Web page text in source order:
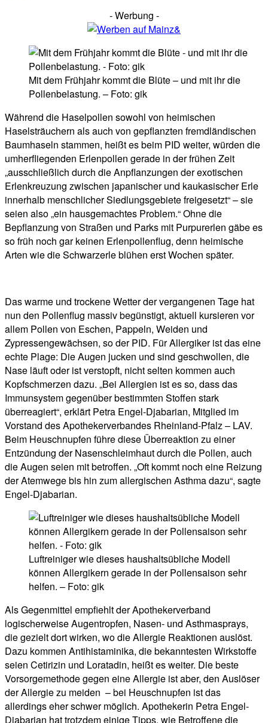
- Werbung -
Mit dem Frühjahr kommt die Blüte – und mit ihr die
Pollenbelastung. – Foto: gik
Während die Haselpollen sowohl von heimischen
Haselsträuchern als auch von gepflanzten fremdländischen
Baumhaseln stammen, heißt es beim PID weiter, würden die
umherfliegenden Erlenpollen gerade in der frühen Zeit
„ausschließlich durch die Anpflanzungen der exotischen
Erlenkreuzung zwischen japanischer und kaukasischer Erle
innerhalb menschlicher Siedlungsgebiete freigesetzt“ – sie
seien also „ein hausgemachtes Problem.“ Ohne die
Bepflanzung von Straßen und Parks mit Purpurerlen gäbe es
so früh noch gar keinen Erlenpollenflug, denn heimische
Arten wie die Schwarzerle blühen erst Wochen später.
Das warme und trockene Wetter der vergangenen Tage hat
nun den Pollenflug massiv begünstigt, aktuell kursieren vor
allem Pollen von Eschen, Pappeln, Weiden und
Zypressengewächsen, so der PID. Für Allergiker ist das eine
echte Plage: Die Augen jucken und sind geschwollen, die
Nase läuft oder ist verstopft, nicht selten kommen auch
Kopfschmerzen dazu. „Bei Allergien ist es so, dass das
Immunsystem gegenüber bestimmten Stoffen stark
überreagiert“, erklärt Petra Engel-Djabarian, Mitglied im
Vorstand des Apothekerverbandes Rheinland-Pfalz – LAV.
Beim Heuschnupfen führe diese Überreaktion zu einer
Entzündung der Nasenschleimhaut durch die Pollen, auch
die Augen seien mit betroffen. „Oft kommt noch eine Reizung
der Atemwege bis hin zum allergischen Asthma dazu“, sagte
Engel-Djabarian.
Luftreiniger wie dieses haushaltsübliche Modell
können Allergikern gerade in der Pollensaison sehr
helfen. – Foto: gik
Als Gegenmittel empfiehlt der Apothekerverband
logischerweise Augentropfen, Nasen- und Asthmasprays,
die gezielt dort wirken, wo die Allergie Reaktionen auslöst.
Dazu kommen Antihistaminika, die bekanntesten Wirkstoffe
seien Cetirizin und Loratadin, heißt es weiter. Die beste
Vorsorgemethode gegen eine Allergie ist aber, den Auslöser
der Allergie zu meiden – bei Heuschnupfen ist das
allerdings eher schwer möglich. Apothekerin Petra Engel-
Djabarian hat trotzdem einige Tipps, wie Betroffene die